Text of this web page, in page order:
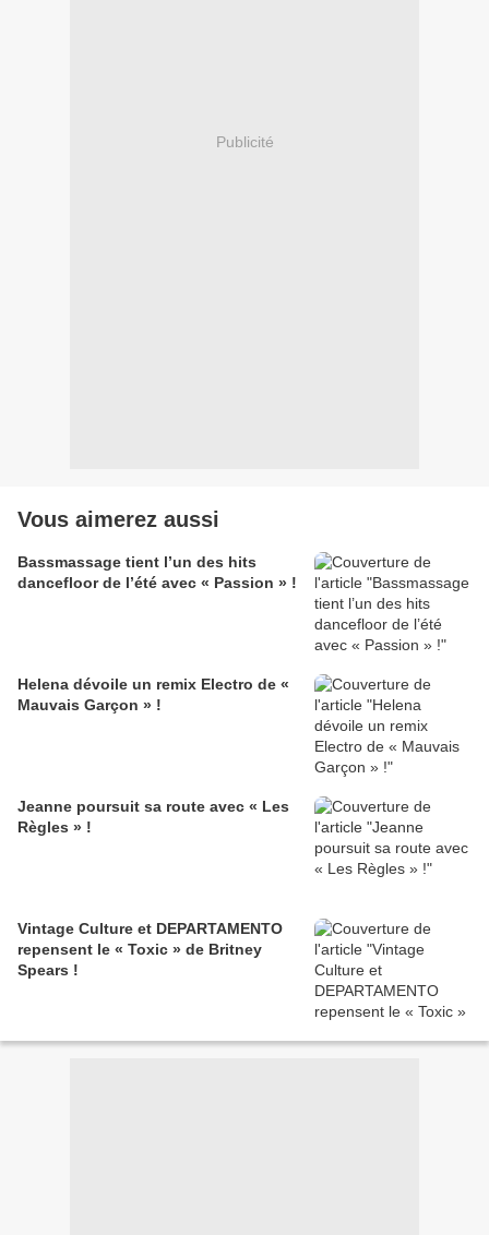
Publicité
Vous aimerez aussi
Bassmassage tient l’un des hits
dancefloor de l’été avec « Passion » !
Helena dévoile un remix Electro de «
Mauvais Garçon » !
Jeanne poursuit sa route avec « Les
Règles » !
Vintage Culture et DEPARTAMENTO
repensent le « Toxic » de Britney
Spears !